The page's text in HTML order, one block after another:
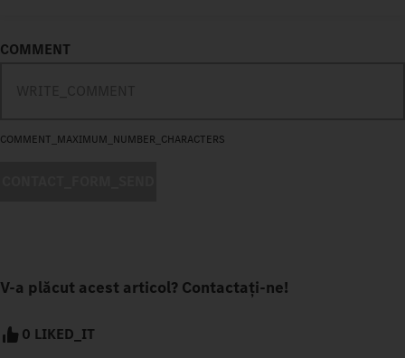
COMMENT
COMMENT_MAXIMUM_NUMBER_CHARACTERS
V-a plăcut acest articol? Contactați-ne!
0 LIKED_IT